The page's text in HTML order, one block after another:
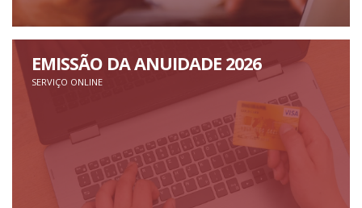
EMISSÃO DA ANUIDADE 2026
SERVIÇO ONLINE